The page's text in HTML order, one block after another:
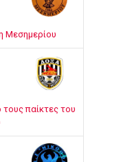
Μεσημερίου
παίκτες του